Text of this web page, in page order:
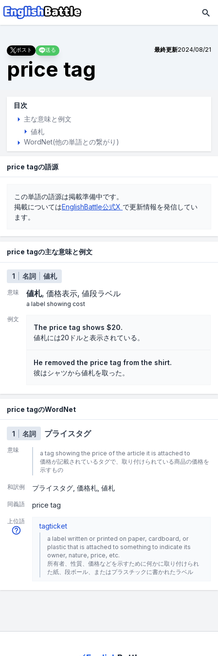
ポスト 送る 最終更新2024/08/21
price tag
目次
主な意味と例文
値札
WordNet(他の単語との繋がり)
price tagの語源
この単語の語源は掲載準備中です。
掲載についてはEnglishBattle公式X で更新情報を発信してい
ます。
price tagの主な意味と例文
1 名詞 値札
意味 値札 価格表示 値段ラベル
a label showing cost
例文
The price tag shows $20.
値札には20ドルと表示されている。
He removed the price tag from the shirt.
彼はシャツから値札を取った。
price tagのWordNet
1 名詞 プライスタグ
意味
a tag showing the price of the article it is attached to
価格が記載されているタグで、取り付けられている商品の価格を
示すもの
和訳例 プライスタグ 価格札 値札
同義語 price tag
上位語
tagticket
a label written or printed on paper, cardboard, or
plastic that is attached to something to indicate its
owner, nature, price, etc.
所有者、性質、価格などを示すために何かに取り付けられ
た紙、段ボール、またはプラスチックに書かれたラベル